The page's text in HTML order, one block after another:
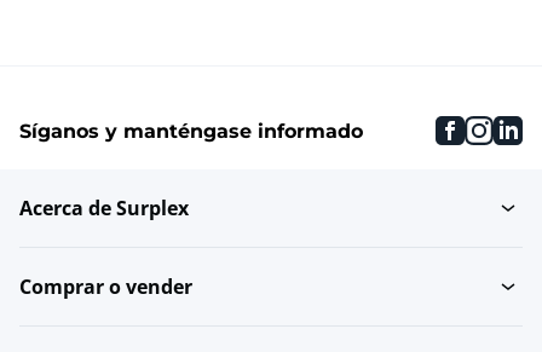
Productos para las uñas
Síganos y manténgase informado
Acerca de Surplex
Comprar o vender